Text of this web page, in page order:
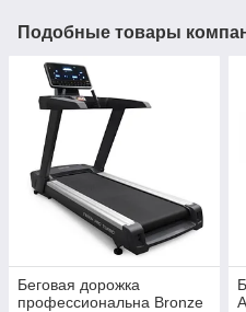
Подобные товары
Беговая дорожка
профессиональна Bronze